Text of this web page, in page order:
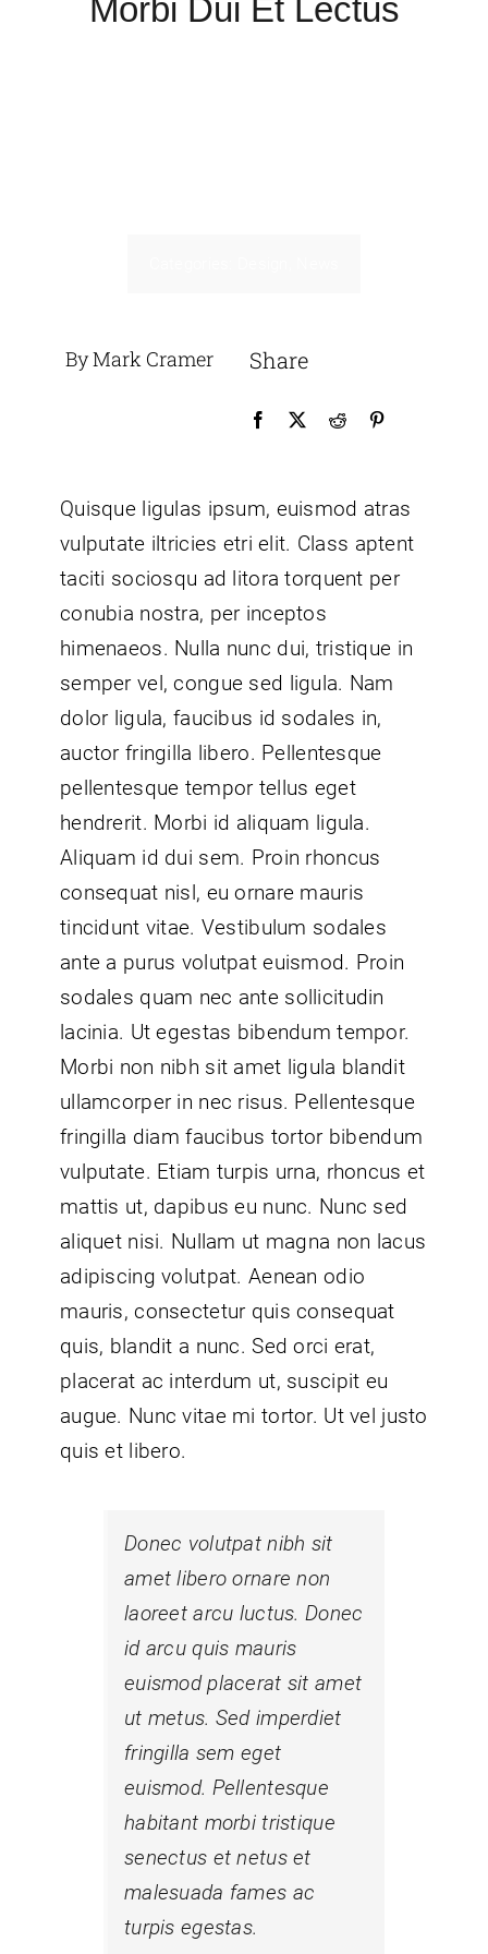
Morbi Dui Et Lectus
By Mark Cramer Share
Quisque ligulas ipsum, euismod atras
vulputate iltricies etri elit. Class aptent
taciti sociosqu ad litora torquent per
conubia nostra, per inceptos
himenaeos. Nulla nunc dui, tristique in
semper vel, congue sed ligula. Nam
dolor ligula, faucibus id sodales in,
auctor fringilla libero. Pellentesque
pellentesque tempor tellus eget
hendrerit. Morbi id aliquam ligula.
Aliquam id dui sem. Proin rhoncus
consequat nisl, eu ornare mauris
tincidunt vitae. Vestibulum sodales
ante a purus volutpat euismod. Proin
sodales quam nec ante sollicitudin
lacinia. Ut egestas bibendum tempor.
Morbi non nibh sit amet ligula blandit
ullamcorper in nec risus. Pellentesque
fringilla diam faucibus tortor bibendum
vulputate. Etiam turpis urna, rhoncus et
mattis ut, dapibus eu nunc. Nunc sed
aliquet nisi. Nullam ut magna non lacus
adipiscing volutpat. Aenean odio
mauris, consectetur quis consequat
quis, blandit a nunc. Sed orci erat,
placerat ac interdum ut, suscipit eu
augue. Nunc vitae mi tortor. Ut vel justo
quis et libero.
Donec volutpat nibh sit
amet libero ornare non
laoreet arcu luctus. Donec
id arcu quis mauris
euismod placerat sit amet
ut metus. Sed imperdiet
fringilla sem eget
euismod. Pellentesque
habitant morbi tristique
senectus et netus et
malesuada fames ac
turpis egestas.